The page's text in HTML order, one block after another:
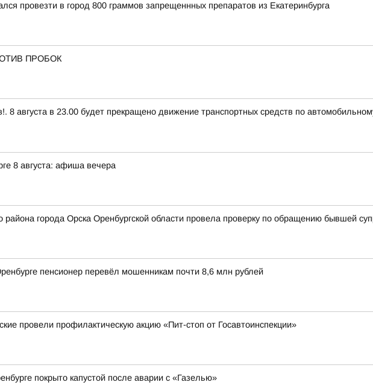
провезти в город 800 граммов запрещеннных препаратов из Екатеринбурга
ПРОБОК
8 августа в 23.00 будет прекращено движение транспортных средств по
8 августа: афиша вечера
района города Орска Оренбургской области провела проверку по обращению бывшей
пенсионер перевёл мошенникам почти 8,6 млн рублей
провели профилактическую акцию «Пит-стоп от Госавтоинспекции»
покрыто капустой после аварии с «Газелью»